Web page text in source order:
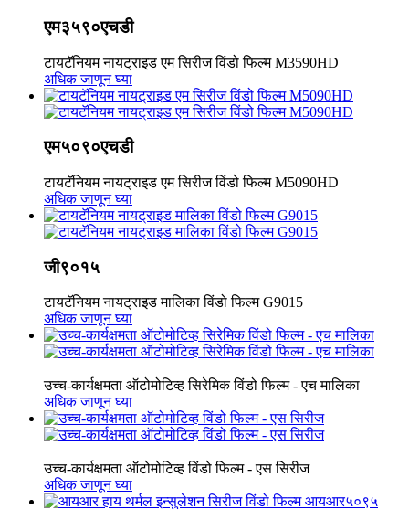
एम३५९०एचडी
टायटॅनियम नायट्राइड एम सिरीज विंडो फिल्म M3590HD
अधिक जाणून घ्या
एम५०९०एचडी
टायटॅनियम नायट्राइड एम सिरीज विंडो फिल्म M5090HD
अधिक जाणून घ्या
जी९०१५
टायटॅनियम नायट्राइड मालिका विंडो फिल्म G9015
अधिक जाणून घ्या
उच्च-कार्यक्षमता ऑटोमोटिव्ह सिरेमिक विंडो फिल्म - एच मालिका
अधिक जाणून घ्या
उच्च-कार्यक्षमता ऑटोमोटिव्ह विंडो फिल्म - एस सिरीज
अधिक जाणून घ्या